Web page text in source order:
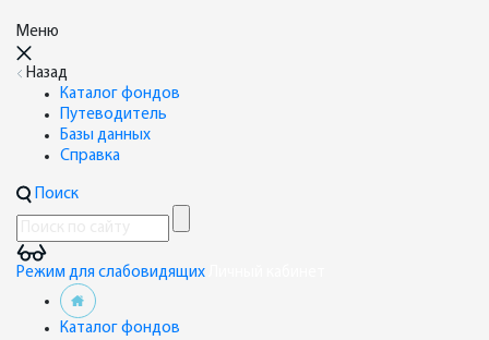
Меню
Назад
Каталог фондов
Путеводитель
Базы данных
Справка
Поиск
Режим для слабовидящих
Каталог фондов